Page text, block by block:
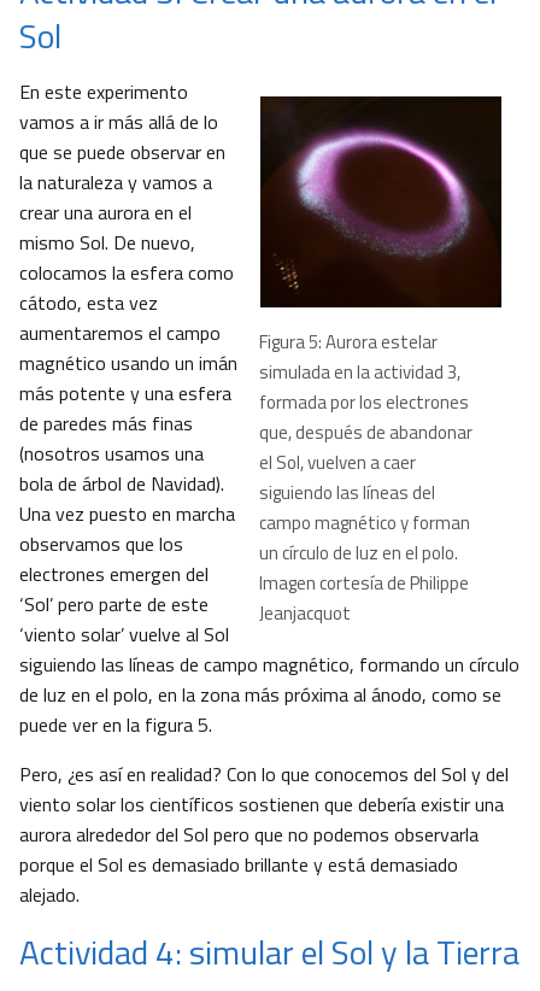
Sol
Figura 5: Aurora estelar
simulada en la actividad 3,
formada por los electrones
que, después de abandonar
el Sol, vuelven a caer
siguiendo las líneas del
campo magnético y forman
un círculo de luz en el polo.
Imagen cortesía de Philippe
Jeanjacquot
En este experimento
vamos a ir más allá de lo
que se puede observar en
la naturaleza y vamos a
crear una aurora en el
mismo Sol. De nuevo,
colocamos la esfera como
cátodo, esta vez
aumentaremos el campo
magnético usando un imán
más potente y una esfera
de paredes más finas
(nosotros usamos una
bola de árbol de Navidad).
Una vez puesto en marcha
observamos que los
electrones emergen del
‘Sol’ pero parte de este
‘viento solar’ vuelve al Sol
siguiendo las líneas de campo magnético, formando un círculo
de luz en el polo, en la zona más próxima al ánodo, como se
puede ver en la figura 5.
Pero, ¿es así en realidad? Con lo que conocemos del Sol y del
viento solar los científicos sostienen que debería existir una
aurora alrededor del Sol pero que no podemos observarla
porque el Sol es demasiado brillante y está demasiado
alejado.
Actividad 4: simular el Sol y la Tierra